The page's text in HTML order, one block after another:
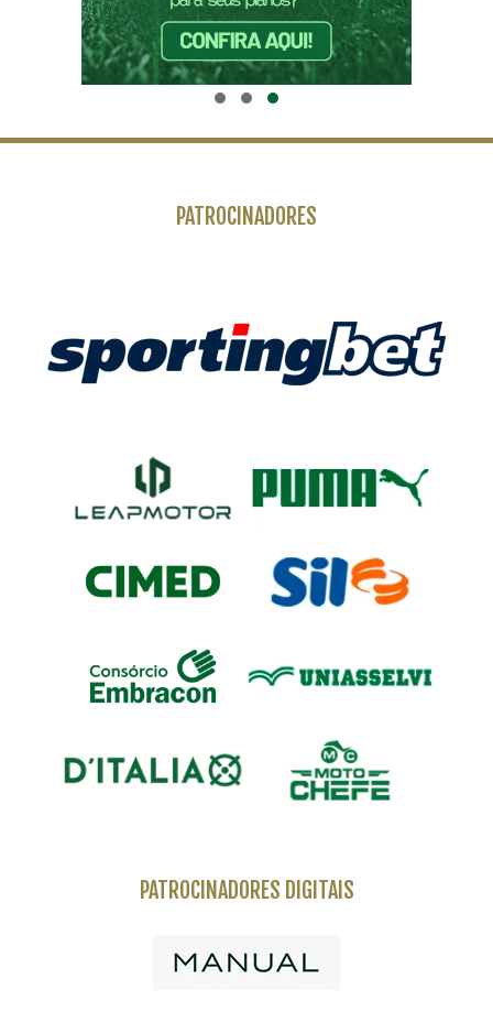
PATROCINADORES
PATROCINADORES DIGITAIS